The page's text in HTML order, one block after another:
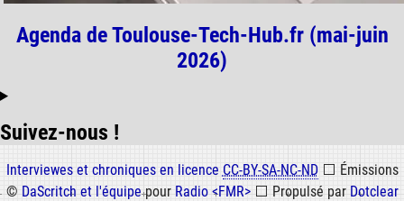
Agenda de Toulouse-Tech-Hub.fr (mai-juin
2026)
Suivez-nous !
Informations
Interviewes et chroniques en licence CC-BY-SA-NC-ND ⬜ Émissions
© DaScritch et l'équipepour Radio <FMR> ⬜ Propulsé par Dotclear